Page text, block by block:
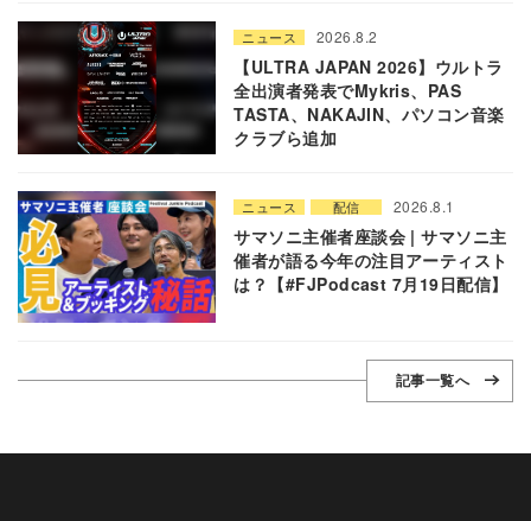
ニュース 2026.8.2
【ULTRA JAPAN 2026】ウルトラ
全出演者発表でMykris、PAS
TASTA、NAKAJIN、パソコン音楽
クラブら追加
ニュース 配信 2026.8.1
サマソニ主催者座談会 | サマソニ主
催者が語る今年の注目アーティスト
は？【#FJPodcast 7月19日配信】
記事一覧へ